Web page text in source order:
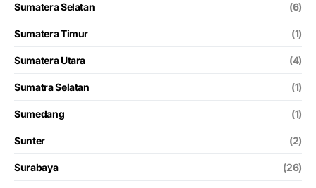
Sumatera Selatan (6)
Sumatera Timur (1)
Sumatera Utara (4)
Sumatra Selatan (1)
Sumedang (1)
Sunter (2)
Surabaya (26)